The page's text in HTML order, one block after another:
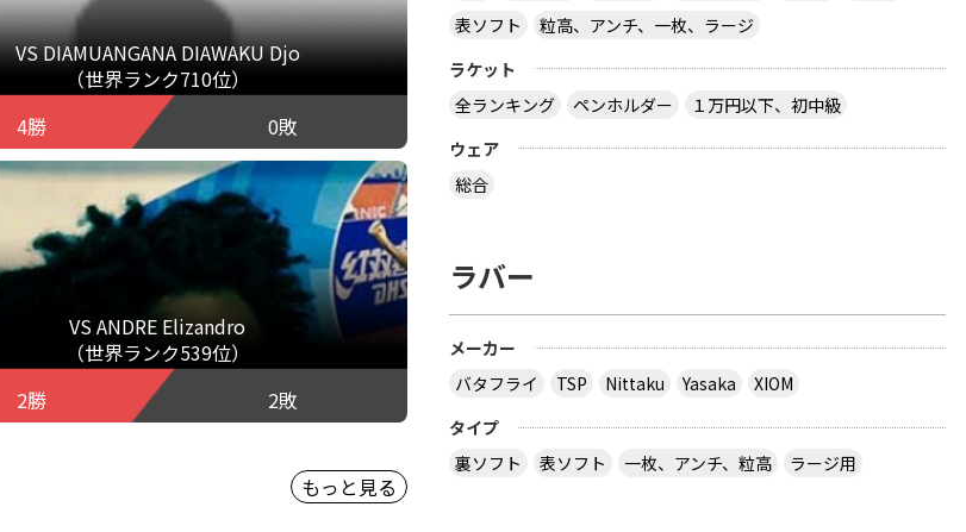
VS DIAMUANGANA DIAWAKU Djo
（世界ランク710位）
4勝
0敗
VS ANDRE Elizandro
（世界ランク539位）
2勝
2敗
もっと見る
表ソフト
粒高、アンチ、一枚、ラージ
ラケット
全ランキング
ペンホルダー
１万円以下、初中級
ウェア
総合
ラバー
メーカー
バタフライ
TSP Nittaku Yasaka
XIOM
タイプ
裏ソフト
表ソフト 一枚、アンチ、粒高 ラージ用